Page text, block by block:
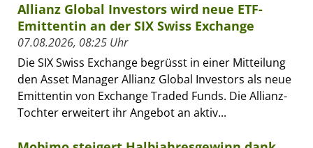
Allianz Global Investors wird neue ETF-
Emittentin an der SIX Swiss Exchange
07.08.2026, 08:25 Uhr
Die SIX Swiss Exchange begrüsst in einer Mitteilung
den Asset Manager Allianz Global Investors als neue
Emittentin von Exchange Traded Funds. Die Allianz-
Tochter erweitert ihr Angebot an aktiv...